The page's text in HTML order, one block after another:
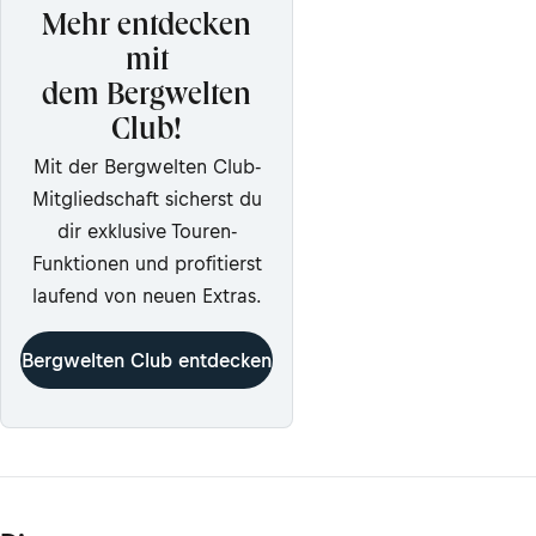
Mehr entdecken
mit
dem Bergwelten
Club!
Mit der Bergwelten Club-
Mitgliedschaft sicherst du
dir exklusive Touren-
Funktionen und profitierst
laufend von neuen Extras.
Bergwelten Club entdecken